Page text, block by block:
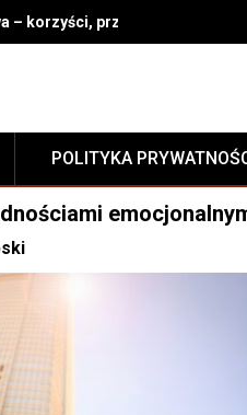
– korzyści, przepisy i
POLITYKA